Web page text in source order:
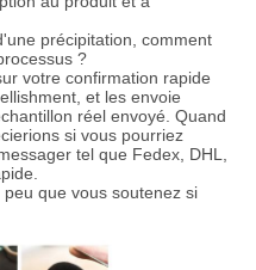
précipitation, comment
?
votre confirmation rapide
et les envoie
réel envoyé. Quand
si vous pourriez
tel que Fedex, DHL,
que vous soutenez si